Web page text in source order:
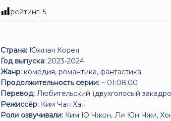
рейтинг:5
Страна: Южная Корея
Год выпуска: 2023-2024
Жанр: комедия, романтика, фантастика
Продолжительность серии: ~ 01:08:00
Перевод: Любительский (двухголосый
Режиссёр: Ким Чан Хан
Роли озвучивали: Ким Ю Чжон, Ли Юн Чжи,